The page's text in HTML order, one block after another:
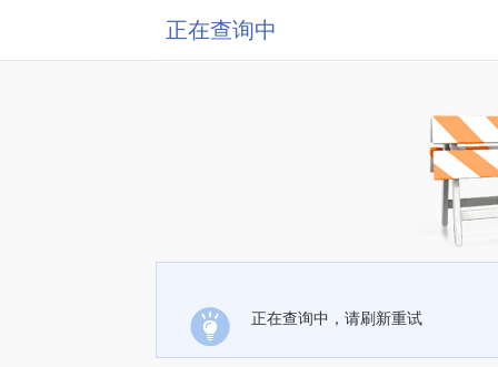
正在查询中
正在查询中，请刷新重试